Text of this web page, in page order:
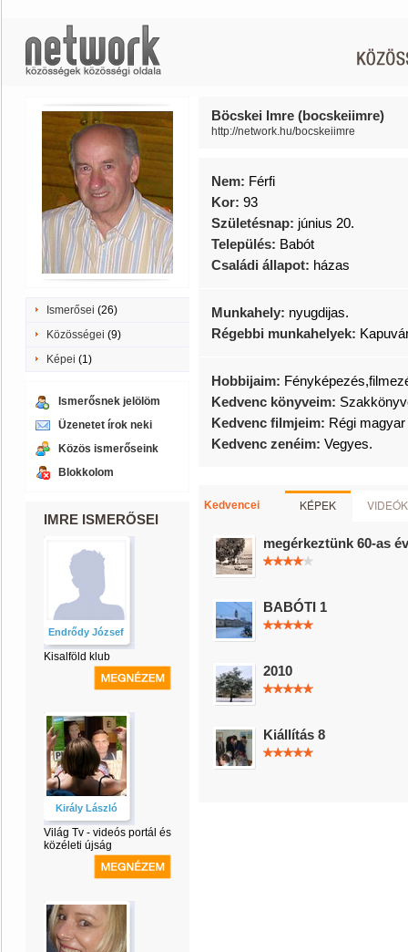
Ismerősei (26)
Közösségei (9)
Képei (1)
Ismerősnek jelölöm
Üzenetet írok neki
Közös ismerőseink
Blokkolom
IMRE ISMERŐSEI
Endrődy József
Kisalföld klub
Király László
Világ Tv - videós portál és
közéleti újság
Böcskei Imre (bocskeiimre)
http://network.hu/bocskeiimre
Nem: Férfi
Kor: 93
Születésnap: június 20.
Település: Babót
Családi állapot: házas
Munkahely: nyugdijas.
Régebbi munkahelyek:
Hobbijaim:
Kedvenc könyveim:
Kedvenc filmjeim: Régi
Kedvenc zenéim: Vegyes.
Kedvencei KÉPEK VIDEÓK
megérkeztünk 60-as
BABÓTI 1
2010
Kiállítás 8